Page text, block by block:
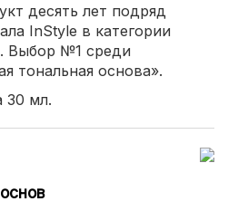
десять лет подряд
InStyle в категории
Выбор №1 среди
тональная основа».
30 мл.